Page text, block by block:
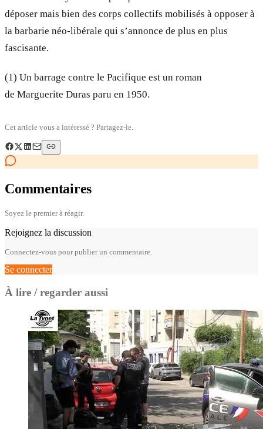
déposer mais bien des corps collectifs mobilisés à opposer à
la barbarie néo-libérale qui s’annonce de plus en plus
fascisante.
(1) Un barrage contre le Pacifique est un roman
de Marguerite Duras paru en 1950.
Cet article vous a intéressé ? Partagez-le.
Commentaires
Soyez le premier à réagir.
Rejoignez la discussion
Connectez-vous pour publier un commentaire.
Se connecter
À lire / regarder aussi